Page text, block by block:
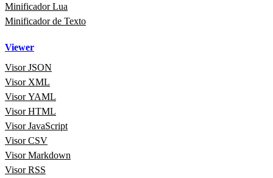
Minificador Lua
Minificador de Texto
Viewer
Visor JSON
Visor XML
Visor YAML
Visor HTML
Visor JavaScript
Visor CSV
Visor Markdown
Visor RSS